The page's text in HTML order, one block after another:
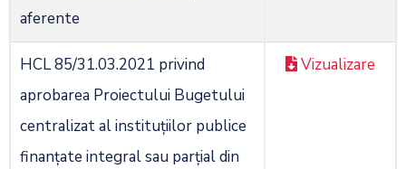
aferente
HCL 85/31.03.2021 privind
aprobarea Proiectului Bugetului
centralizat al instituțiilor publice
finanțate integral sau parțial din
Vizualizare